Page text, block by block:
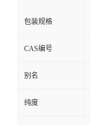
包装规格
CAS编号
别名
纯度